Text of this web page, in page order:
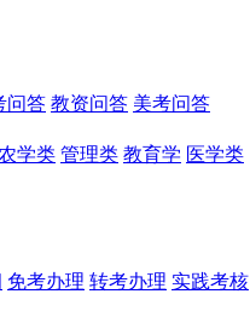
问答 教资问答 美考问答
学类 管理类 教育学 医学类
免考办理 转考办理 实践考核